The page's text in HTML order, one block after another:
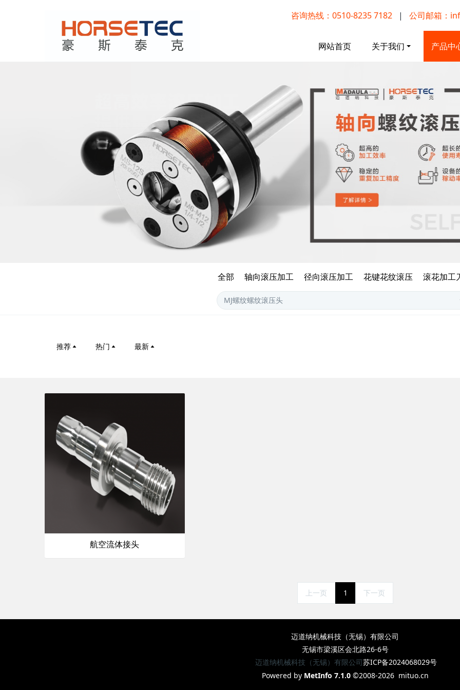
咨询热线：0510-8235 7182 | 公司邮箱：
网站首页 关于我们 产品中
全部 轴向滚压加工 径向滚压加工 花键花纹滚压 滚花加工
推荐 热门 最新
航空流体接头
上一页 1 下一页
迈道纳机械科技（无锡）有限公司
无锡市梁溪区会北路26-6号
迈道纳机械科技（无锡）有限公司苏ICP备2024068029号
Powered by MetInfo 7.1.0©2008-2026 mituo.cn